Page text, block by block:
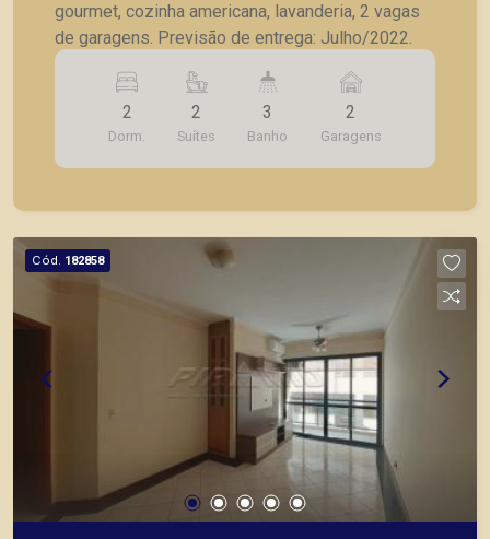
gourmet, cozinha americana, lavanderia, 2 vagas
de garagens. Previsão de entrega: Julho/2022.
2
Dorm.
2
Suítes
3
Banho
2
Garagens
Cód. 182858